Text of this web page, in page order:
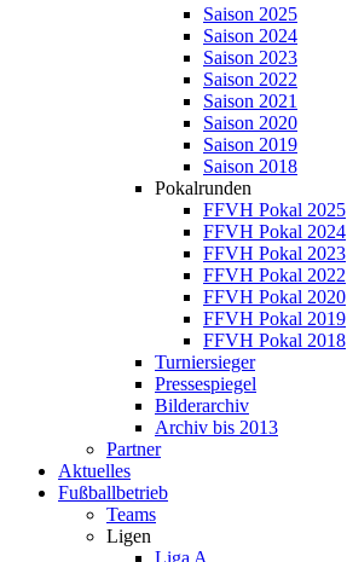
Saison 2025
Saison 2024
Saison 2023
Saison 2022
Saison 2021
Saison 2020
Saison 2019
Saison 2018
Pokalrunden
FFVH Pokal 2025
FFVH Pokal 2024
FFVH Pokal 2023
FFVH Pokal 2022
FFVH Pokal 2020
FFVH Pokal 2019
FFVH Pokal 2018
Turniersieger
Pressespiegel
Bilderarchiv
Archiv bis 2013
Partner
Aktuelles
Fußballbetrieb
Teams
Ligen
Liga A